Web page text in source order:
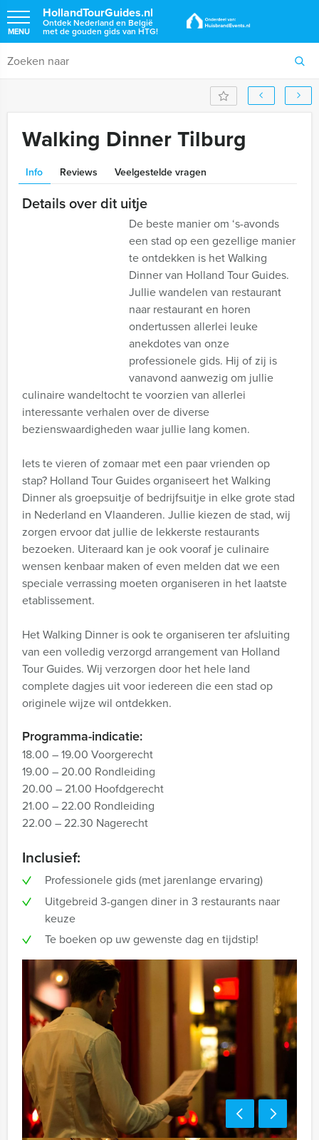
HollandTourGuides.nl
Ontdek Nederland en België
met de gouden gids van HTG!
MENU
Walking Dinner Tilburg
Info Reviews Veelgestelde vragen
Details over dit uitje
De beste manier om ‘s-avonds
een stad op een gezellige manier
te ontdekken is het Walking
Dinner van Holland Tour Guides.
Jullie wandelen van restaurant
naar restaurant en horen
ondertussen allerlei leuke
anekdotes van onze
professionele gids. Hij of zij is
vanavond aanwezig om jullie
culinaire wandeltocht te voorzien van allerlei
interessante verhalen over de diverse
bezienswaardigheden waar jullie lang komen.
Iets te vieren of zomaar met een paar vrienden op
stap? Holland Tour Guides organiseert het Walking
Dinner als groepsuitje of bedrijfsuitje in elke grote stad
in Nederland en Vlaanderen. Jullie kiezen de stad, wij
zorgen ervoor dat jullie de lekkerste restaurants
bezoeken. Uiteraard kan je ook vooraf je culinaire
wensen kenbaar maken of even melden dat we een
speciale verrassing moeten organiseren in het laatste
etablissement.
Het Walking Dinner is ook te organiseren ter afsluiting
van een volledig verzorgd arrangement van Holland
Tour Guides. Wij verzorgen door het hele land
complete dagjes uit voor iedereen die een stad op
originele wijze wil ontdekken.
Programma-indicatie:
18.00 – 19.00 Voorgerecht
19.00 – 20.00 Rondleiding
20.00 – 21.00 Hoofdgerecht
21.00 – 22.00 Rondleiding
22.00 – 22.30 Nagerecht
Inclusief:
Professionele gids (met jarenlange ervaring)
Uitgebreid 3-gangen diner in 3 restaurants naar
keuze
Te boeken op uw gewenste dag en tijdstip!